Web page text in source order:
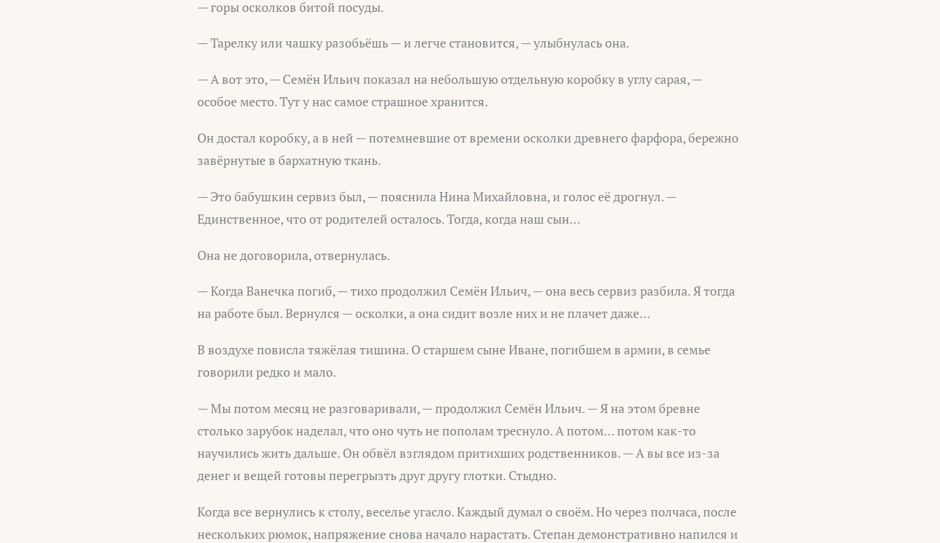
— горы осколков битой посуды.
— Тарелку или чашку разобьёшь — и легче становится, — улыбнулась она.
— А вот это, — Семён Ильич показал на небольшую отдельную коробку в углу сарая, —
особое место. Тут у нас самое страшное хранится.
Он достал коробку, а в ней — потемневшие от времени осколки древнего фарфора, бережно
завёрнутые в бархатную ткань.
— Это бабушкин сервиз был, — пояснила Нина Михайловна, и голос её дрогнул. —
Единственное, что от родителей осталось. Тогда, когда наш сын…
Она не договорила, отвернулась.
— Когда Ванечка погиб, — тихо продолжил Семён Ильич, — она весь сервиз разбила. Я тогда
на работе был. Вернулся — осколки, а она сидит возле них и не плачет даже…
В воздухе повисла тяжёлая тишина. О старшем сыне Иване, погибшем в армии, в семье
говорили редко и мало.
— Мы потом месяц не разговаривали, — продолжил Семён Ильич. — Я на этом бревне
столько зарубок наделал, что оно чуть не пополам треснуло. А потом… потом как-то
научились жить дальше. Он обвёл взглядом притихших родственников. — А вы все из-за
денег и вещей готовы перегрызть друг другу глотки. Стыдно.
Когда все вернулись к столу, веселье угасло. Каждый думал о своём. Но через полчаса, после
нескольких рюмок, напряжение снова начало нарастать. Степан демонстративно напился и